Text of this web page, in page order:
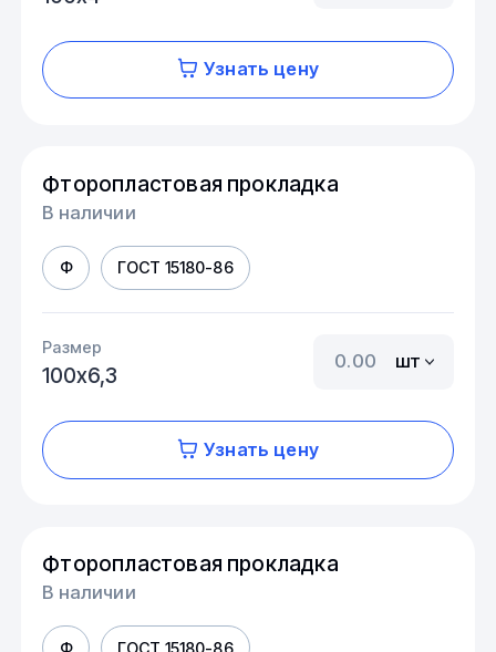
Узнать цену
Фторопластовая прокладка
В наличии
Ф ГОСТ 15180-86
Размер
100х6,3
шт
Узнать цену
Фторопластовая прокладка
В наличии
Ф ГОСТ 15180-86